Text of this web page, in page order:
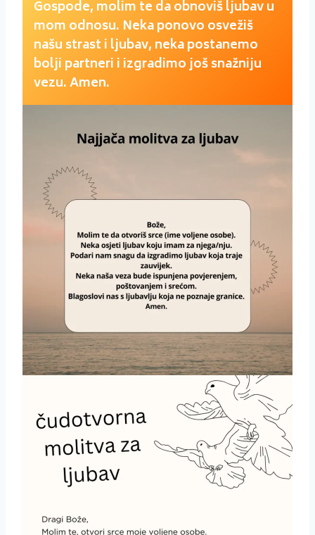
Gospode, molim te da obnoviš ljubav u
mom odnosu. Neka ponovo osvežiš
našu strast i ljubav, neka postanemo
bolji partneri i izgradimo još snažniju
vezu. Amen.